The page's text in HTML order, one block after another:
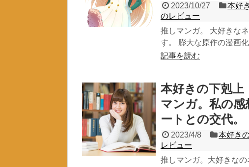
2023/10/27 本好
のレビュー
推しマンガ。 大好きな
す。 膨大な原作の漫画
記事を読む
本好きの下剋
マンガ。私の感
ートとの交代。
2023/4/8 本好き
レビュー
推しマンガ。大好きな